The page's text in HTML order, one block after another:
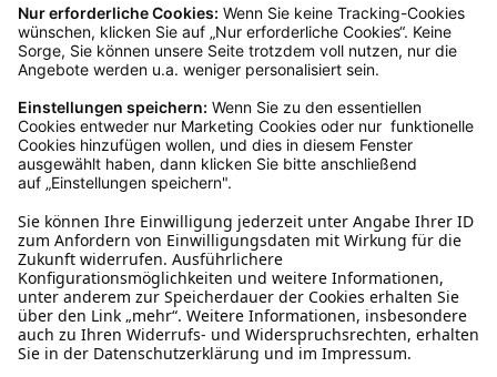
Kundenservice
Mo – Fr 9 – 17 Uhr, Sa 9 – 13 Uhr
Ruf uns an
0800-28 18 78
Schreibe uns
verkauf@schecker.de
WhatsApp Support